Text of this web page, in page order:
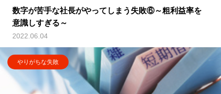
数字が苦手な社長がやってしまう失敗⑥～粗利益率を
意識しすぎる～
2022.06.04
やりがちな失敗